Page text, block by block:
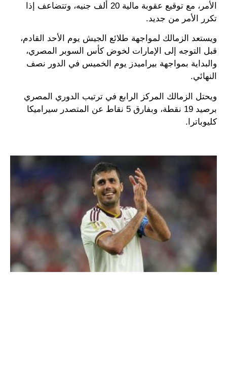
الأمر، مع توقيع عقوبة مالية 20 ألف جنيه، وتتضاعف إذا
تكرر الأمر من جديد.
ويستعد الزمالك لمواجهة طلائع الجيش يوم الأحد القادم،
قبل التوجه إلى الإمارات لخوض كأس السوبر المصري،
والبداية بمواجهة بيراميدز يوم الخميس في الدور نصف
النهائي.
ويحتل الزمالك المركز الرابع في ترتيب الدوري المصري
برصيد 19 نقطة، وبفارق 5 نقاط عن المتصدر سيراميكا
كليوباترا.